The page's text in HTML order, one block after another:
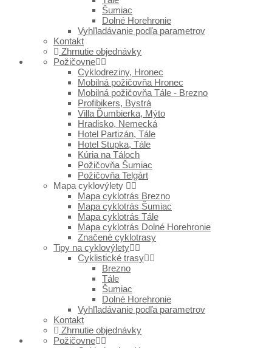
Šumiac
Dolné Horehronie
Vyhľladávanie podľa parametrov
Kontakt
Zhrnutie objednávky
Požičovne
Cyklodreziny, Hronec
Mobilná požičovňa Hronec
Mobilná požičovňa Tále - Brezno
Profibikers, Bystrá
Villa Ďumbierka, Mýto
Hradisko, Nemecká
Hotel Partizán, Tále
Hotel Stupka, Tále
Kúria na Táloch
Požičovňa Šumiac
Požičovňa Telgárt
Mapa cyklovýlety
Mapa cyklotrás Brezno
Mapa cyklotrás Šumiac
Mapa cyklotrás Tále
Mapa cyklotrás Dolné Horehronie
Značené cyklotrasy
Tipy na cyklovýlety
Cyklistické trasy
Brezno
Tále
Šumiac
Dolné Horehronie
Vyhľladávanie podľa parametrov
Kontakt
Zhrnutie objednávky
Požičovne